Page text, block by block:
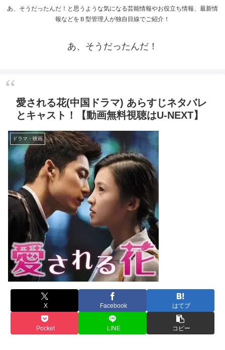
あ、そうだったんだ！と思うような気になる芸能情報やお役立ち情報、最新情
報などをＢ型管理人が独自目線でご紹介！
あ、そうだったんだ！
愛される花(中国ドラマ) あらすじネタバレ
とキャスト！【動画無料視聴はU-NEXT】
ドラマ・映画
X Facebook はてブ
Pocket LINE コピー